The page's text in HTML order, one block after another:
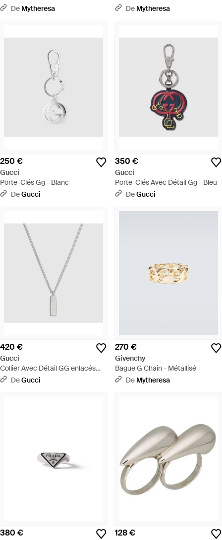
Sterling - Blanc
De Mytheresa
Argent Sterling - Blanc
De Mytheresa
250 €
Gucci
Porte-Clés Gg - Blanc
DeGucci
350 €
Gucci
Porte-Clés Avec Détail Gg - Bleu
DeGucci
420 €
Gucci
Collier Avec Détail GG enlacés
Diagonal - Multicolore
DeGucci
270 €
Givenchy
Bague G Chain - Métallisé
De Mytheresa
380 € 128 €